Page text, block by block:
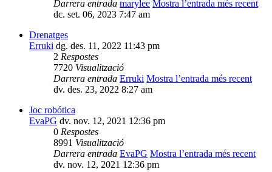
Darrera entrada marylee Mostra l’entrada més recent
dc. set. 06, 2023 7:47 am
Drenatges
Erruki dg. des. 11, 2022 11:43 pm
2 Respostes
7720 Visualització
Darrera entrada Erruki Mostra l’entrada més recent
dv. des. 23, 2022 8:27 am
Joc robótica
EvaPG dv. nov. 12, 2021 12:36 pm
0 Respostes
8991 Visualització
Darrera entrada EvaPG Mostra l’entrada més recent
dv. nov. 12, 2021 12:36 pm